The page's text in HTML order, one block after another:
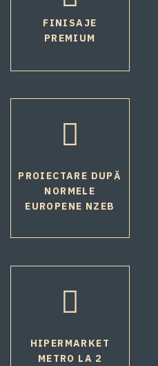
FINISAJE
PREMIUM
PROIECTARE DUPĂ
NORMELE
EUROPENE NZEB
HIPERMARKET
METRO LA 2